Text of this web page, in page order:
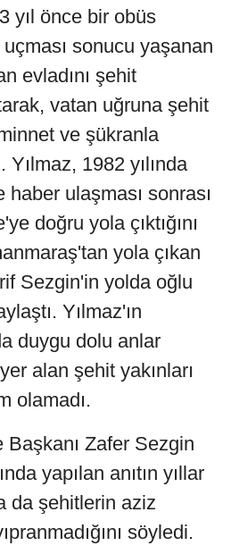
yıl önce bir obüs
uçması sonucu yaşanan
evladını şehit
vatan uğruna şehit
ve şükranla
Yılmaz, 1982 yılında
ulaşması sonrası
doğru yola çıktığını
yola çıkan
Sezgin'in yolda oğlu
Yılmaz'ın
duygu dolu anlar
alan şehit yakınları
olamadı.
Zafer Sezgin
yapılan anıtın yıllar
da şehitlerin aziz
söyledi.